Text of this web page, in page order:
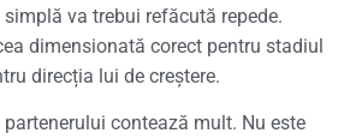
va trebui refăcută repede.
dimensionată corect pentru stadiul
direcția lui de creștere.
partenerului contează mult. Nu este